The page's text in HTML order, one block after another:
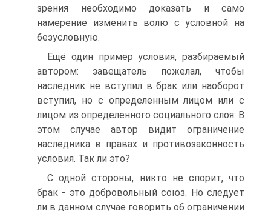
зрения необходимо доказать и само
намерение изменить волю с условной на
безусловную.
Ещё один пример условия, разбираемый
автором: завещатель пожелал, чтобы
наследник не вступил в брак или наоборот
вступил, но с определенным лицом или с
лицом из определенного социального слоя. В
этом случае автор видит ограничение
наследника в правах и противозаконность
условия. Так ли это?
С одной стороны, никто не спорит, что
брак - это добровольный союз. Но следует
ли в данном случае говорить об ограничении